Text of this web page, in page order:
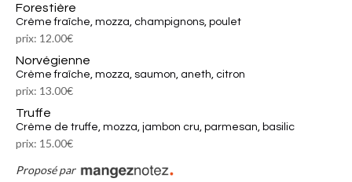
Forestière
crème fraîche, mozza, champignons, poulet
prix: 12.00€
Norvégienne
crème fraîche, mozza, saumon, aneth, citron
prix: 13.00€
Truffe
crème de truffe, mozza, jambon cru, parmesan, basilic
prix: 15.00€
Proposé par